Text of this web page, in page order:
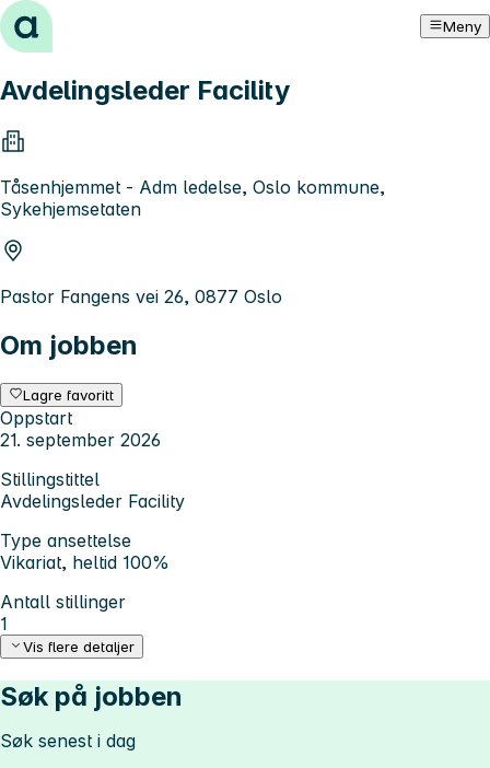
Hopp til innhold Meny
Avdelingsleder Facility
Tåsenhjemmet - Adm ledelse, Oslo kommune,
Sykehjemsetaten
Pastor Fangens vei 26, 0877 Oslo
Om jobben
Lagre favoritt
Oppstart
21. september 2026
Stillingstittel
Avdelingsleder Facility
Type ansettelse
Vikariat, heltid 100%
Antall stillinger
1
Vis flere detaljer
Søk på jobben
Søk senest i dag